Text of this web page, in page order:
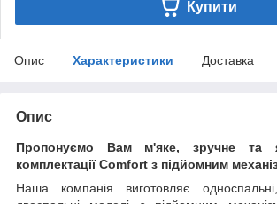
Купити
Опис Характеристики Доставка
Опис
Пропонуємо Вам м'яке, зручне та
комплектації Comfort з підйомним
Наша компанія виготовляє